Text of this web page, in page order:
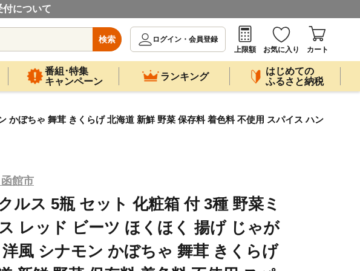
について
検索
ログイン・会員登録
上限額
お気に入り カート
番組･特集
キャンペーン
ランキング
はじめての
ふるさと納税
ぼちゃ 舞茸 きくらげ 北海道 新鮮 野菜 保存料 着色料 不使用 スパイス ハン
館市
ルス 5瓶 セット 化粧箱 付 3種 野菜ミ
レッド ビーツ ほくほく 揚げ じゃが
風 シナモン かぼちゃ 舞茸 きくらげ